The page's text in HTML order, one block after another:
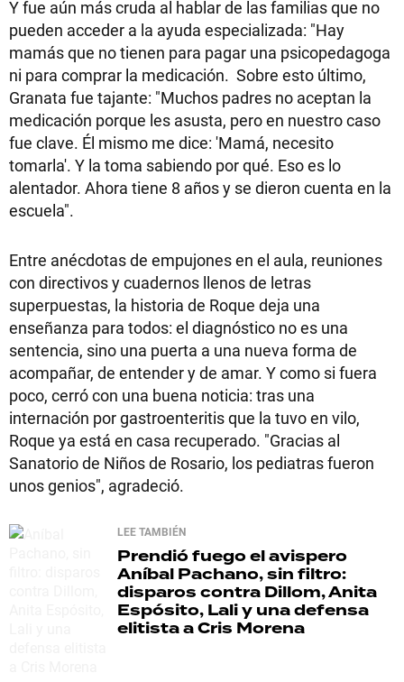
Y fue aún más cruda al hablar de las familias que no
pueden acceder a la ayuda especializada: "Hay
mamás que no tienen para pagar una psicopedagoga
ni para comprar la medicación. Sobre esto último,
Granata fue tajante: "Muchos padres no aceptan la
medicación porque les asusta, pero en nuestro caso
fue clave. Él mismo me dice: 'Mamá, necesito
tomarla'. Y la toma sabiendo por qué. Eso es lo
alentador. Ahora tiene 8 años y se dieron cuenta en la
escuela".
Entre anécdotas de empujones en el aula, reuniones
con directivos y cuadernos llenos de letras
superpuestas, la historia de Roque deja una
enseñanza para todos: el diagnóstico no es una
sentencia, sino una puerta a una nueva forma de
acompañar, de entender y de amar. Y como si fuera
poco, cerró con una buena noticia: tras una
internación por gastroenteritis que la tuvo en vilo,
Roque ya está en casa recuperado. "Gracias al
Sanatorio de Niños de Rosario, los pediatras fueron
unos genios", agradeció.
LEE TAMBIÉN
Prendió fuego el avispero
Aníbal Pachano, sin filtro:
disparos contra Dillom, Anita
Espósito, Lali y una defensa
elitista a Cris Morena